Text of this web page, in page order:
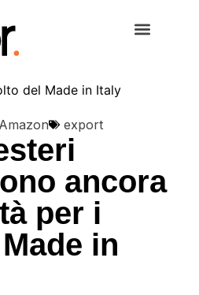
Amazon export
ancora
per i
in